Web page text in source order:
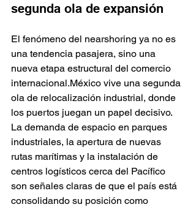
segunda ola de expansión
El fenómeno del nearshoring ya no es
una tendencia pasajera, sino una
nueva etapa estructural del comercio
internacional.México vive una segunda
ola de relocalización industrial, donde
los puertos juegan un papel decisivo.
La demanda de espacio en parques
industriales, la apertura de nuevas
rutas marítimas y la instalación de
centros logísticos cerca del Pacífico
son señales claras de que el país está
consolidando su posición como